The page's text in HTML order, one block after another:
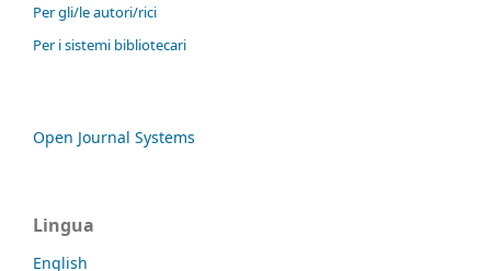
Per gli/le autori/rici
Per i sistemi bibliotecari
Open Journal Systems
Lingua
English